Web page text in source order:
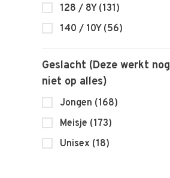
128 / 8Y (131)
140 / 10Y (56)
Geslacht (Deze werkt nog
niet op alles)
Jongen (168)
Meisje (173)
Unisex (18)